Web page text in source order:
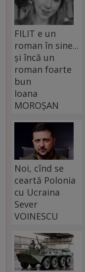
FILIT e un
roman în sine...
și încă un
roman foarte
bun
Ioana
MOROȘAN
Noi, cînd se
ceartă Polonia
cu Ucraina
Sever
VOINESCU